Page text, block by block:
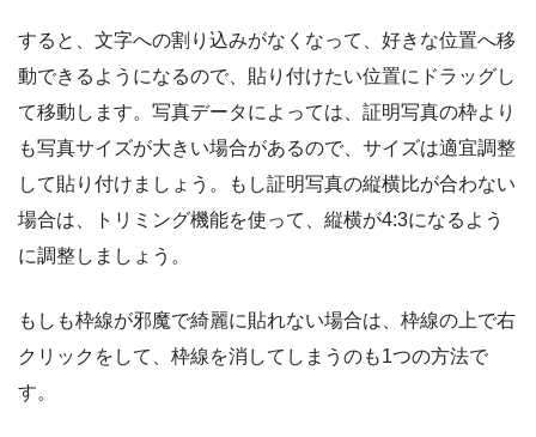
すると、文字への割り込みがなくなって、好きな位置へ移
動できるようになるので、貼り付けたい位置にドラッグし
て移動します。写真データによっては、証明写真の枠より
も写真サイズが大きい場合があるので、サイズは適宜調整
して貼り付けましょう。もし証明写真の縦横比が合わない
場合は、トリミング機能を使って、縦横が4:3になるよう
に調整しましょう。
もしも枠線が邪魔で綺麗に貼れない場合は、枠線の上で右
クリックをして、枠線を消してしまうのも1つの方法で
す。